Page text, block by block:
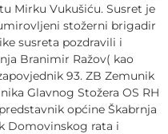
Mirku Vukušiću. Susret je
stožerni brigadir
susreta pozdravili i
Branimir Ražov( kao
93. ZB Zemunik
Glavnog Stožera OS RH
općine Škabrnja
Domovinskog rata i